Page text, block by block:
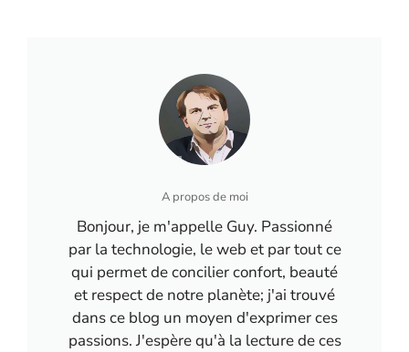
A propos de moi
Bonjour, je m'appelle Guy. Passionné
par la technologie, le web et par tout ce
qui permet de concilier confort, beauté
et respect de notre planète; j'ai trouvé
dans ce blog un moyen d'exprimer ces
passions. J'espère qu'à la lecture de ces